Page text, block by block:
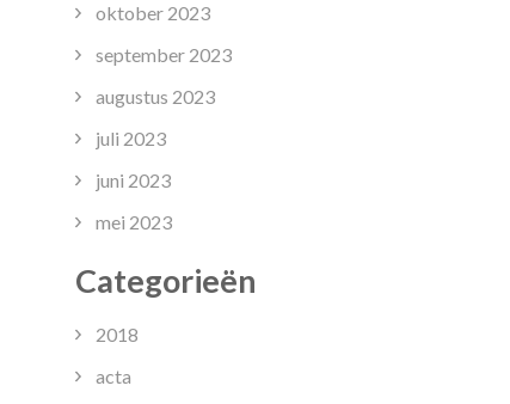
oktober 2023
september 2023
augustus 2023
juli 2023
juni 2023
mei 2023
Categorieën
2018
acta